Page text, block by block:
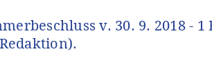
v. 30. 9. 2018 - 1